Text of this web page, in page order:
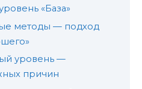
«База»
методы — подход
уровень —
причин